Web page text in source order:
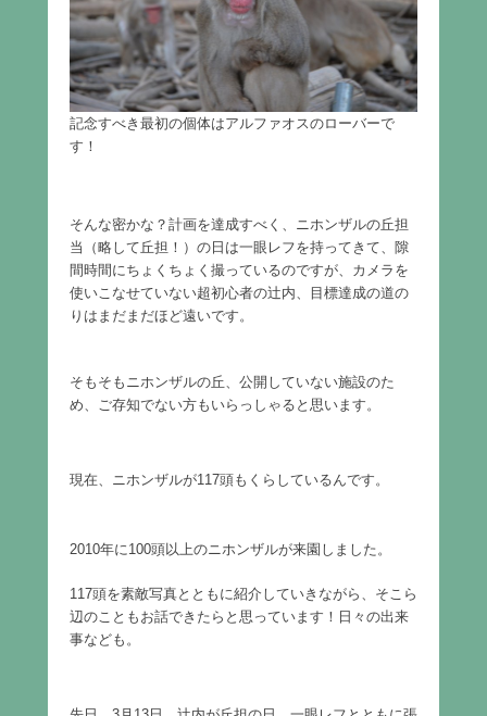
記念すべき最初の個体はアルファオスのローバーで
す！
そんな密かな？計画を達成すべく、ニホンザルの丘担
当（略して丘担！）の日は一眼レフを持ってきて、隙
間時間にちょくちょく撮っているのですが、カメラを
使いこなせていない超初心者の辻内、目標達成の道の
りはまだまだほど遠いです。
そもそもニホンザルの丘、公開していない施設のた
め、ご存知でない方もいらっしゃると思います。
現在、ニホンザルが117頭もくらしているんです。
2010年に100頭以上のニホンザルが来園しました。
117頭を素敵写真とともに紹介していきながら、そこら
辺のこともお話できたらと思っています！日々の出来
事なども。